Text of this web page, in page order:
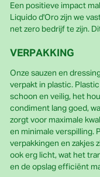
Een positieve impact
Liquido d'Oro zijn we
net zero bedrijf te zijn.
VERPAKKING
Onze sauzen en
verpakt in plastic.
schoon en veilig, het
condiment lang goed,
zorgt voor maximale
en minimale verspilling.
verpakkingen en zakjes
ook erg licht, wat het
en de opslag efficiënt